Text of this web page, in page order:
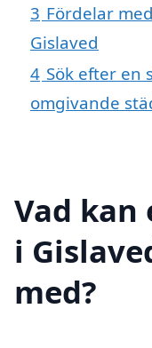
3 Fördelar
Gislaved
4 Sök efter en
omgivande
Vad
i
med?